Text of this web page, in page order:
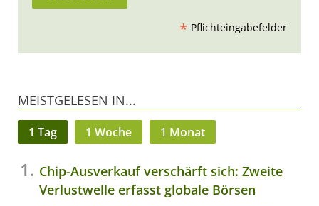
* Pflichteingabefelder
MEISTGELESEN IN...
1 Tag 1 Woche 1 Monat
Chip-Ausverkauf verschärft sich: Zweite
Verlustwelle erfasst globale Börsen